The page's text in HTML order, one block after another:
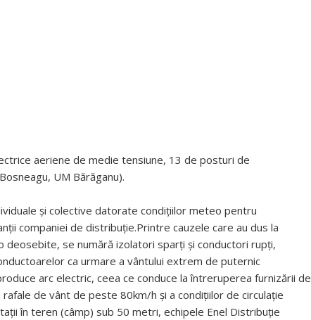
aeriene de medie tensiune, 13 de posturi de
UM Bărăganu).
și colective datorate condițiilor meteo pentru
companiei de distribuție.Printre cauzele care au dus la
se numără izolatori sparţi şi conductori rupți,
ca urmare a vântului extrem de puternic
arc electric, ceea ce conduce la întreruperea furnizării de
de vânt de peste 80km/h şi a condiţiilor de circulaţie
în teren (câmp) sub 50 metri, echipele Enel Distribuție